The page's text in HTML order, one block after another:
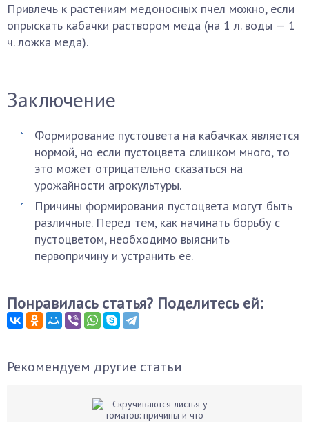
Привлечь к растениям медоносных пчел можно, если
опрыскать кабачки раствором меда (на 1 л. воды — 1
ч. ложка меда).
Заключение
Формирование пустоцвета на кабачках является
нормой, но если пустоцвета слишком много, то
это может отрицательно сказаться на
урожайности агрокультуры.
Причины формирования пустоцвета могут быть
различные. Перед тем, как начинать борьбу с
пустоцветом, необходимо выяснить
первопричину и устранить ее.
Понравилась статья? Поделитесь ей:
Рекомендуем другие статьи